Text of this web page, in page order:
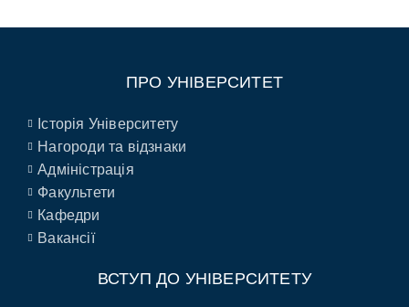
ПРО УНІВЕРСИТЕТ
Історія Університету
Нагороди та відзнаки
Адміністрація
Факультети
Кафедри
Вакансії
ВСТУП ДО УНІВЕРСИТЕТУ